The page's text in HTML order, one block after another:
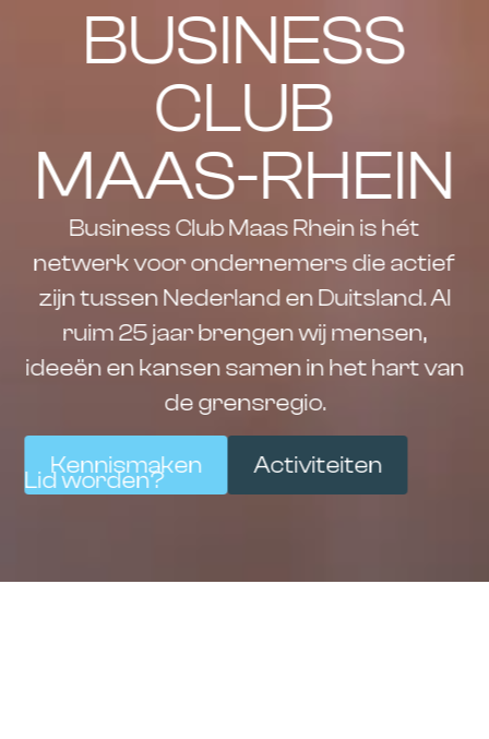
BUSINESS
CLUB
MAAS-RHEIN
Business Club Maas Rhein is hét
netwerk voor ondernemers die actief
zijn tussen Nederland en Duitsland. Al
ruim 25 jaar brengen wij mensen,
ideeën en kansen samen in het hart van
de grensregio.
Kennismaken Activiteiten
Lid worden?